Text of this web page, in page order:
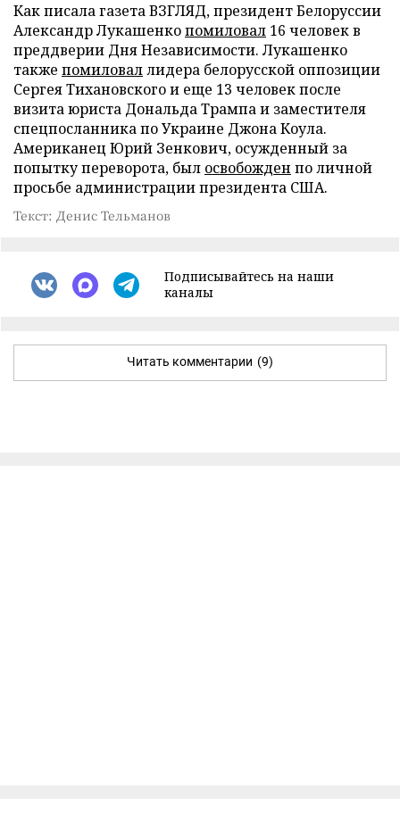
Как писала газета ВЗГЛЯД, президент Белоруссии
Александр Лукашенкопомиловал 16 человек в
преддверии Дня Независимости. Лукашенко
также помиловаллидера белорусской оппозиции
Сергея Тихановского и еще 13 человек после
визита юриста Дональда Трампа и заместителя
спецпосланника по Украине Джона Коула.
Американец Юрий Зенкович, осужденный за
попытку переворота, был освобожден по личной
просьбе администрации президента США.
Текст: Денис Тельманов
Подписывайтесь на наши
каналы
Читать комментарии (9)